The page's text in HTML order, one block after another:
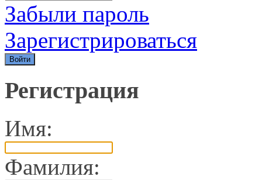
Забыли пароль
Зарегистрироваться
Регистрация
Имя:
Фамилия: